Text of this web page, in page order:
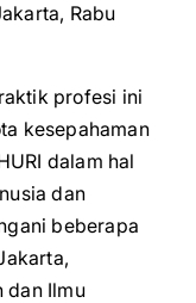
Rabu
profesi ini
kesepahaman
dalam hal
dan
beberapa
dan Ilmu